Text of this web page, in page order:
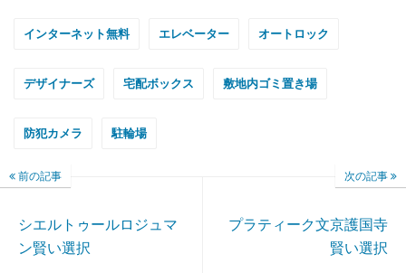
インターネット無料 エレベーター オートロック
デザイナーズ 宅配ボックス 敷地内ゴミ置き場
防犯カメラ 駐輪場
前の記事
シエルトゥールロジュマ
ン賢い選択
次の記事
プラティーク文京護国寺
賢い選択